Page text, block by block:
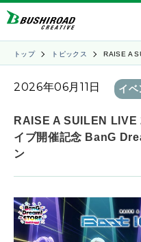
トップ トピックス RAISE A
2026年06月11日 イベ
RAISE A SUILEN
イブ開催記念 BanG
ン